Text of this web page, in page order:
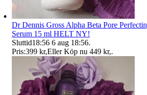
Dr Dennis Gross Alpha Beta Pore
Serum 15 ml HELT NY!
Sluttid18:56 6 aug 18:56.
Pris:399 kr,Eller Köp nu 449 kr,.